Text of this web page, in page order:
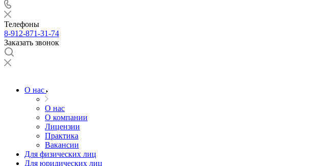
Телефоны
8-912-871-31-74
Заказать звонок
О нас
О нас
О компании
Лицензии
Практика
Вакансии
Для физических лиц
Для юридических лиц